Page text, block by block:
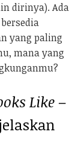
dirinya). Ada
yang paling
mana yang
Like –